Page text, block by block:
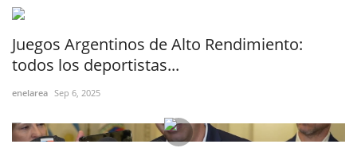
Juegos Argentinos de Alto Rendimiento:
todos los deportistas...
enelarea Sep 6, 2025